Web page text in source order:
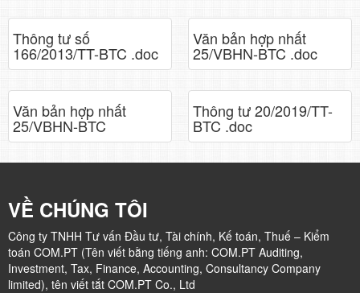
Thông tư số
166/2013/TT-BTC .doc
Văn bản hợp nhất
25/VBHN-BTC .doc
Văn bản hợp nhất
25/VBHN-BTC
Thông tư 20/2019/TT-
BTC .doc
VỀ CHÚNG TÔI
Công ty TNHH Tư vấn Đầu tư, Tài chính, Kế toán, Thuế – Kiểm
toán COM.PT (Tên viết bằng tiếng anh: COM.PT Auditing,
Investment, Tax, Finance, Accounting, Consultancy Company
limited), tên viết tắt COM.PT Co., Ltd